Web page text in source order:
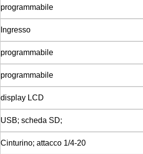
programmabile
Ingresso
programmabile
programmabile
display LCD
USB; scheda SD;
Cinturino; attacco 1/4-20